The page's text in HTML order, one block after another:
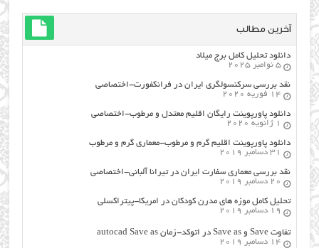
آخرین مطالب
دانلود تحلیل کامل برج میلاد
5 نوامبر 2025
نقد بررسی سرکنسولگری ایران در فرانکفورت-اختصاصی
14 فوریه 2020
دانلود پاورپوینت رایگان اقلیم معتدل و مرطوب-اختصاصی
1 ژانویه 2020
دانلود پاورپوینت اقلیم گرم و مرطوب-معماری گرم و مرطوب
31 دسامبر 2019
نقد بررسی معماری سفارت ایران در تیرانا آلبانی-اختصاصی
20 دسامبر 2019
تحلیل کامل موزه های مدرن کودکان در امریکا-پیتراکسلی
19 دسامبر 2019
تفاوت Save و Save as در اتوکد-زمان autocad Save as
14 دسامبر 2019